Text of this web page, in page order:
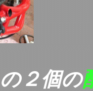
の２個の